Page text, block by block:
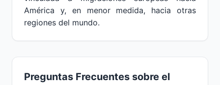
América y, en menor medida, hacia otras
regiones del mundo.
Preguntas Frecuentes sobre el